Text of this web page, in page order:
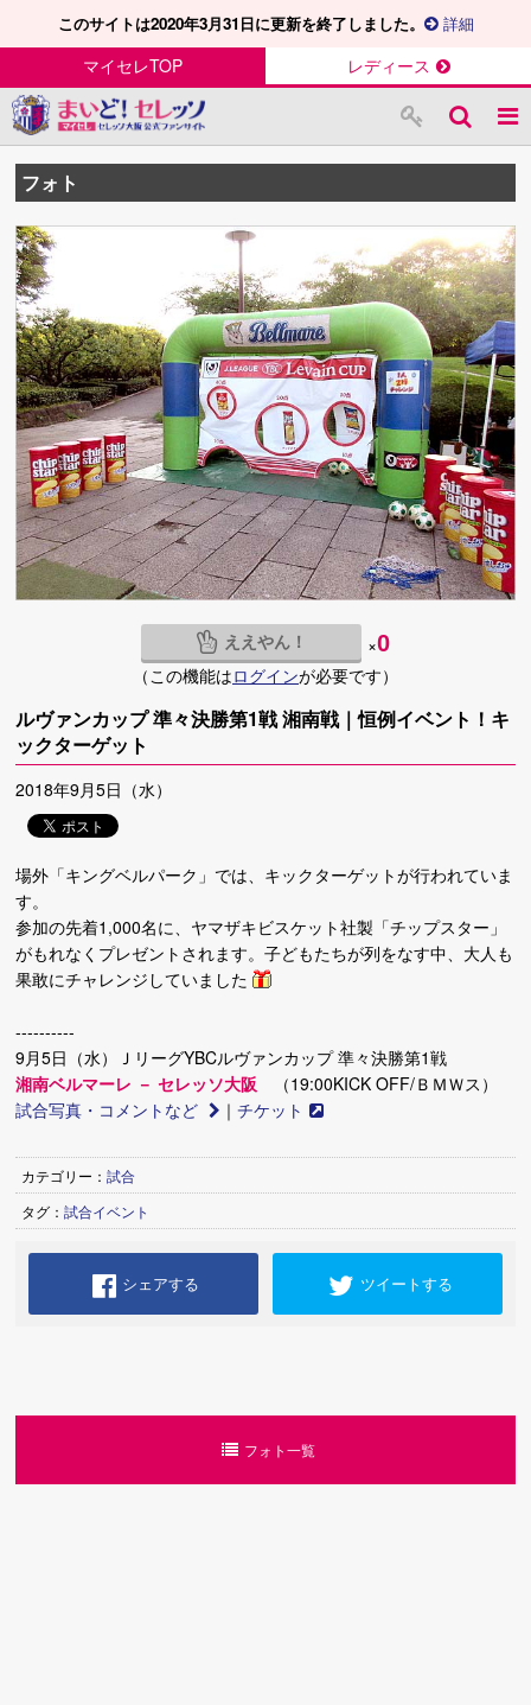
このサイトは2020年3月31日に更新を終了しました。 詳細
マイセレTOP レディース
フォト
ええやん！ ×0
（この機能はログインが必要です）
ルヴァンカップ 準々決勝第1戦 湘南戦｜恒例イベント！キ
ックターゲット
2018年9月5日（水）
場外「キングベルパーク」では、キックターゲットが行われていま
す。
参加の先着1,000名に、ヤマザキビスケット社製「チップスター」
がもれなくプレゼントされます。子どもたちが列をなす中、大人も
果敢にチャレンジしていました
----------
9月5日（水）ＪリーグYBCルヴァンカップ 準々決勝第1戦
湘南ベルマーレ － セレッソ大阪 （19:00KICK OFF/ＢＭＷス）
試合写真・コメントなど
｜チケット
カテゴリー：試合
タグ：試合イベント
シェアする ツイートする
フォト一覧